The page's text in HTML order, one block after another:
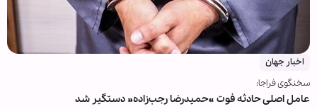
اخبار جهان
سخنگوی فراجا:
عامل اصلی حادثه فوت «حمیدرضا رجب‌زاده» دستگیر شد